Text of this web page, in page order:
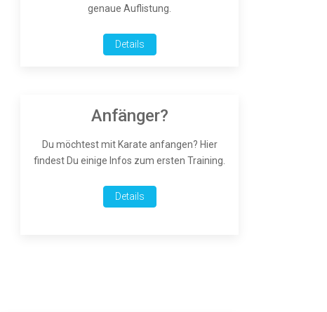
genaue Auflistung.
Details
Anfänger?
Du möchtest mit Karate anfangen? Hier
findest Du einige Infos zum ersten Training.
Details